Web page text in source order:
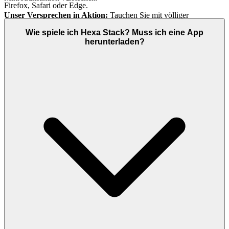
Unser Versprechen in Aktion: Tauchen Sie mit völliger
ein. Unsere Plattform ist kostenlos und wird es immer sein. Keine
Bedingungen, keine Überraschungen, nur ehrliche Unterhaltung.
Wissen, dass Ihre Daten mit absoluter Strenge geschützt werden und
dass Ihre Erfolge bedeutsam sind, weil sie ehrlich erworben wurden.
Der Beweis: Proprietäre Sicherheitsprotokolle & eine Null-
Wir verwenden modernste Datenverschlüsselung
und überwachen unsere Umgebung aktiv, um ein faires Spielfeld zu
gewährleisten und Bots und Cheater zu eliminieren, bevor sie Ihr
Spielerlebnis beeinträchtigen können.
Firefox, Safari oder Edge.
Wie spiele ich Hexa Stack? Muss ich eine App
herunterladen?